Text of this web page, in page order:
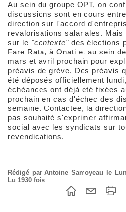
Au sein du groupe OPT, on
discussions sont en cours
direction sur l'accord
revalorisations salariales. Mais
sur le "contexte" des élections
Fare Rata, à Onati et au sein
mars et avril prochain pour
préavis de grève. Des préavis
été déposés officiellement
échéances ont déjà été fixées
prochain en cas d'échec des
semaine. Contactée, la
pas souhaité s'exprimer
social avec les syndicats sur
revendications.
Rédigé par Antoine Samoyeau le
Lu 1930 fois